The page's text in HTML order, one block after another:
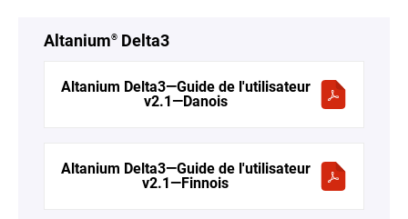
Altanium® Delta3
Altanium Delta3—Guide de l'utilisateur
v2.1—Danois
Altanium Delta3—Guide de l'utilisateur
v2.1—Finnois